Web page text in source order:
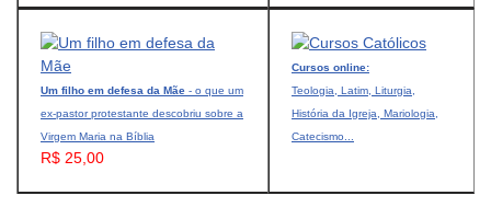
Um filho em defesa da Mãe - o que um
ex-pastor protestante descobriu sobre a
Virgem Maria na Bíblia
R$ 25,00
Cursos online:
Teologia, Latim, Liturgia,
História da Igreja, Mariologia,
Catecismo...